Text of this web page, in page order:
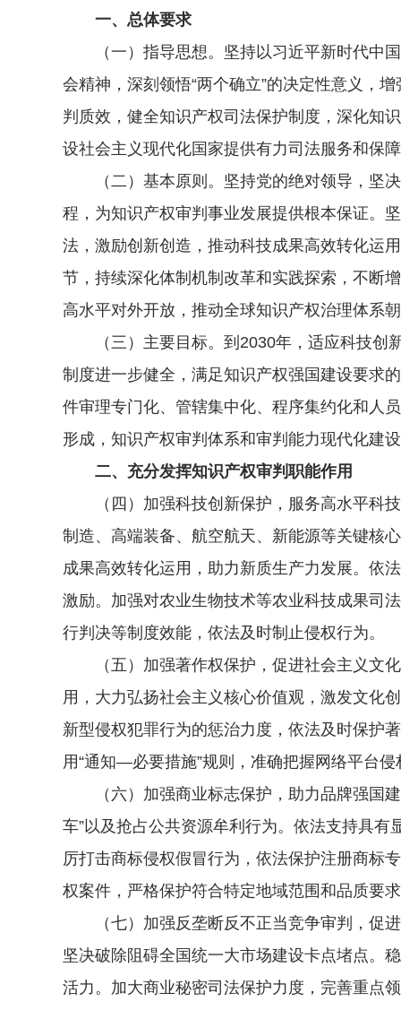
一、总体要求
（一）指导思想。坚持以习近平新时代中国
会精神，深刻领悟“两个确立”的决定性意义，
判质效，健全知识产权司法保护制度，深化知
设社会主义现代化国家提供有力司法服务和保
（二）基本原则。坚持党的绝对领导，坚决
程，为知识产权审判事业发展提供根本保证。
法，激励创新创造，推动科技成果高效转化运
节，持续深化体制机制改革和实践探索，不断
高水平对外开放，推动全球知识产权治理体系
（三）主要目标。到2030年，适应科技创新
制度进一步健全，满足知识产权强国建设要求
件审理专门化、管辖集中化、程序集约化和人
形成，知识产权审判体系和审判能力现代化建
二、充分发挥知识产权审判职能作用
（四）加强科技创新保护，服务高水平科技
制造、高端装备、航空航天、新能源等关键核
成果高效转化运用，助力新质生产力发展。依
激励。加强对农业生物技术等农业科技成果司
行判决等制度效能，依法及时制止侵权行为。
（五）加强著作权保护，促进社会主义文化
用，大力弘扬社会主义核心价值观，激发文化
新型侵权犯罪行为的惩治力度，依法及时保护
用“通知—必要措施”规则，准确把握网络平台
（六）加强商业标志保护，助力品牌强国建
车”以及抢占公共资源牟利行为。依法支持具
厉打击商标侵权假冒行为，依法保护注册商标
权案件，严格保护符合特定地域范围和品质要
（七）加强反垄断反不正当竞争审判，促进
坚决破除阻碍全国统一大市场建设卡点堵点。
活力。加大商业秘密司法保护力度，完善重点